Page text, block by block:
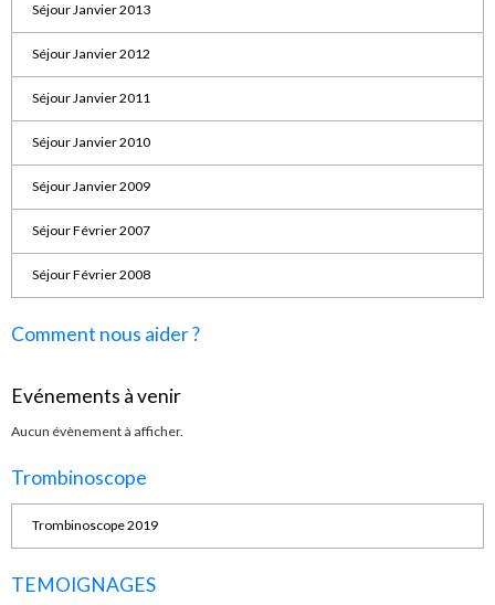
Séjour Janvier 2013
Séjour Janvier 2012
Séjour Janvier 2011
Séjour Janvier 2010
Séjour Janvier 2009
Séjour Février 2007
Séjour Février 2008
Comment nous aider ?
Evénements à venir
Aucun évènement à afficher.
Trombinoscope
Trombinoscope 2019
TEMOIGNAGES